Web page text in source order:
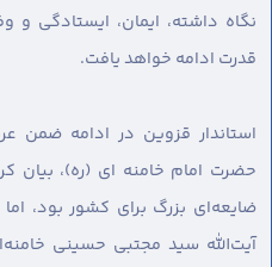
نگاه داشته، ایمان، ایستادگی
قدرت ادامه خواهد یافت.
استاندار قزوین در ادامه
حضرت امام خامنه ای (ره)، بیان
ضایعه‌ای بزرگ برای کشور بود،
آیت‌الله سید مجتبی حسینی